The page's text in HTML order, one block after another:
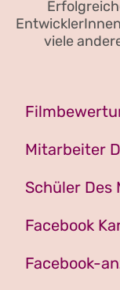
viele
Mitarbeiter
Schüler Des
Facebook
Facebook-